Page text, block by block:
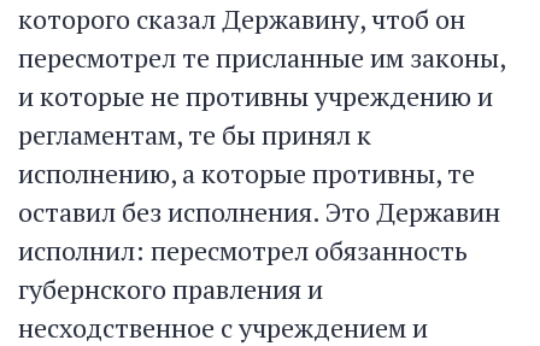
которого сказал Державину, чтоб он
пересмотрел те присланные им законы,
и которые не противны учреждению и
регламентам, те бы принял к
исполнению, а которые противны, те
оставил без исполнения. Это Державин
исполнил: пересмотрел обязанность
губернского правления и
несходственное с учреждением и